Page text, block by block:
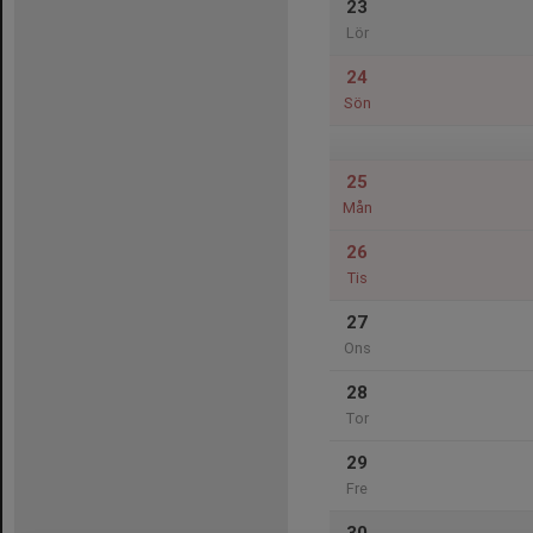
23
Lör
24
Sön
25
Mån
26
Tis
27
Ons
28
Tor
29
Fre